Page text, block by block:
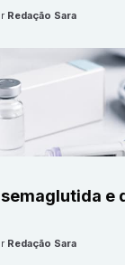
Redação Sara
e
Redação Sara